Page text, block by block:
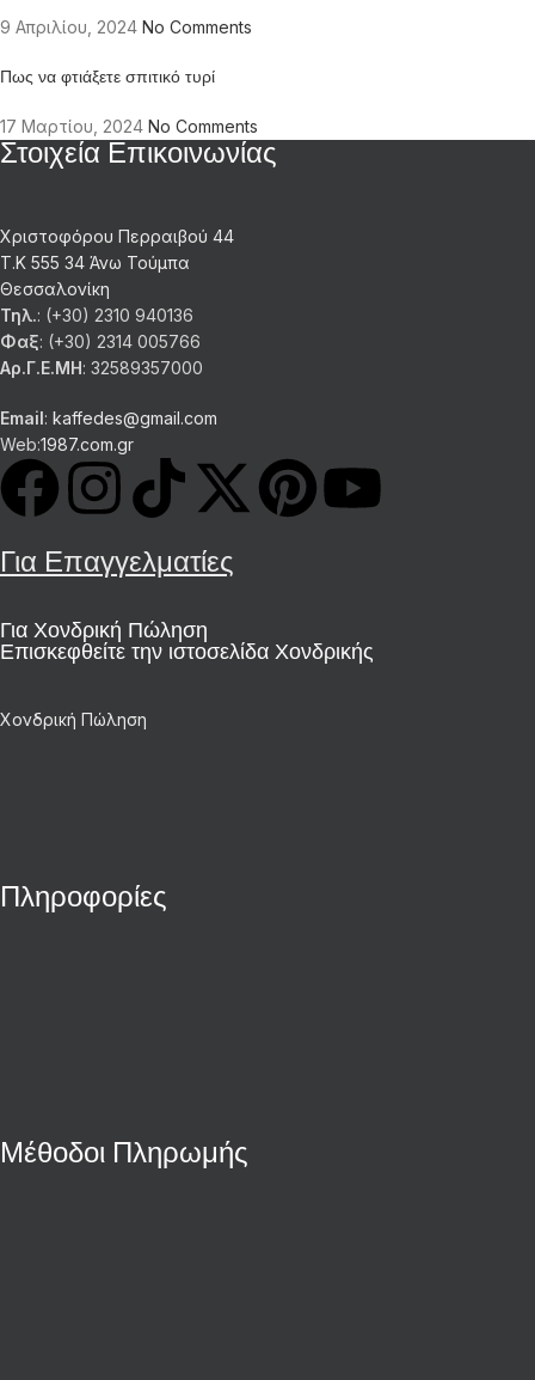
9 Απριλίου, 2024 No Comments
Πως να φτιάξετε σπιτικό τυρί
17 Μαρτίου, 2024 No Comments
Στοιχεία Επικοινωνίας
Χριστοφόρου Περραιβού 44
Τ.Κ 555 34 Άνω Τούμπα
Θεσσαλονίκη
Τηλ.: (+30) 2310 940136
Φαξ: (+30) 2314 005766
Αρ.Γ.Ε.ΜΗ: 32589357000
Email: kaffedes@gmail.com
Web:1987.com.gr
Για Επαγγελματίες
Για Χονδρική Πώληση
Επισκεφθείτε την ιστοσελίδα Χονδρικής
Χονδρική Πώληση
Πληροφορίες
Μέθοδοι Πληρωμής